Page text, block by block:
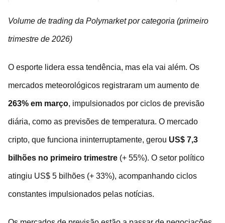
Volume de trading da Polymarket por categoria (primeiro
trimestre de 2026)
O esporte lidera essa tendência, mas ela vai além. Os
mercados meteorológicos registraram um aumento de
263% em março, impulsionados por ciclos de previsão
diária, como as previsões de temperatura. O mercado
cripto, que funciona ininterruptamente, gerou US$ 7,3
bilhões no primeiro trimestre (+ 55%). O setor político
atingiu US$ 5 bilhões (+ 33%), acompanhando ciclos
constantes impulsionados pelas notícias.